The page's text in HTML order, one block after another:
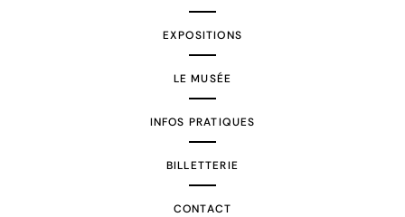
EXPOSITIONS
LE MUSÉE
INFOS PRATIQUES
BILLETTERIE
CONTACT